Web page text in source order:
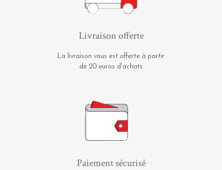
Livraison offerte
La livraison vous est offerte à partir
de 20 euros d'achats
Paiement sécurisé